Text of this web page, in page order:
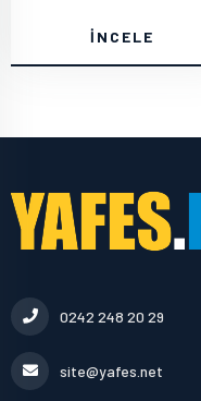
İNCELE
0242 248 20 29
site@yafes.net